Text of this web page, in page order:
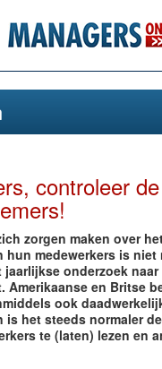
controleer
zorgen maken over
hun medewerkers is
jaarlijkse onderzoek
Amerikaanse en Britse
ook
is het steeds normaler
te (laten) lezen en